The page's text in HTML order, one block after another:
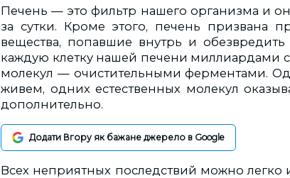
Печень — это фильтр нашего организма и
за сутки. Кроме этого, печень призвана
вещества, попавшие внутрь и
каждую клетку нашей печени миллиардами
молекул — очистительными ферментами.
живем, одних естественных молекул
дополнительно.
Додати Вгору як бажане джерело в Google
Всех неприятных последствий можно легко